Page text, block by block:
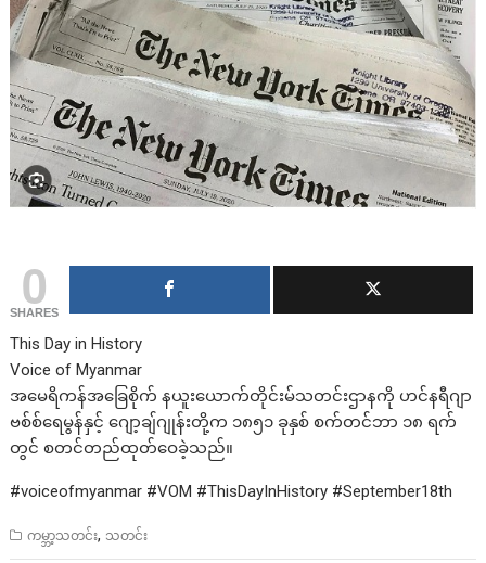
0
SHARES
This Day in History
Voice of Myanmar
အမေရိကန်အခြေစိုက် နယူးယောက်တိုင်းမ်သတင်းဌာနကို ဟင်နရီဂျာ
ဗစ်စ်ရေမွန်နှင့် ဂျော့ချ်ဂျုန်းတို့က ၁၈၅၁ ခုနှစ် စက်တင်ဘာ ၁၈ ရက်
တွင် စတင်တည်ထုတ်ဝေခဲ့သည်။
#voiceofmyanmar #VOM #ThisDayInHistory #September18th
ကမ္ဘာ့သတင်း, သတင်း